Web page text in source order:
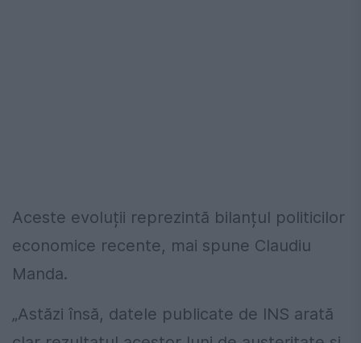
Aceste evoluții reprezintă bilanțul politicilor
economice recente, mai spune Claudiu
Manda.
„Astăzi însă, datele publicate de INS arată